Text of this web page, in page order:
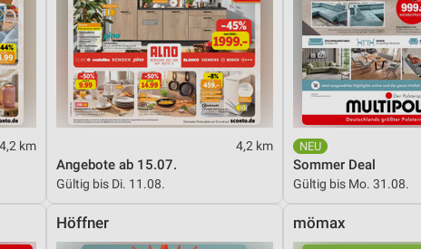
4,2 km 4,2 km
Angebote ab 15.07.
Gültig bis Di. 11.08.
Sommer Deal
Gültig bis Mo. 31.08.
Höffner mömax
oder Kombinationen von Daten aus verschiedenen
von Inhalten
identifizieren